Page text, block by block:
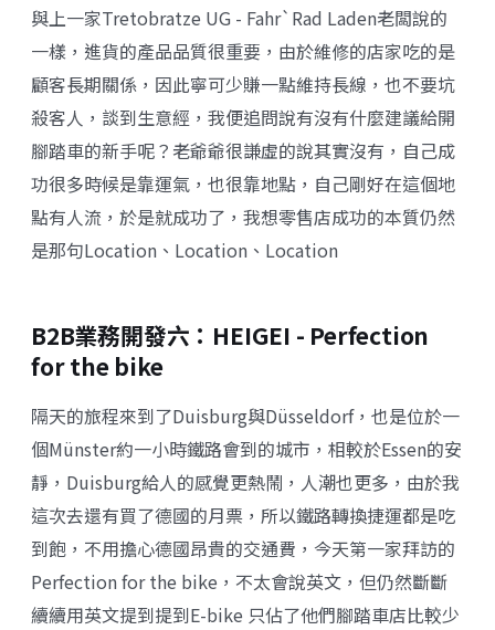
與上一家Tretobratze UG - Fahr`Rad Laden老闆說的
一樣，進貨的產品品質很重要，由於維修的店家吃的是
顧客長期關係，因此寧可少賺一點維持長線，也不要坑
殺客人，談到生意經，我便追問說有沒有什麼建議給開
腳踏車的新手呢？老爺爺很謙虛的說其實沒有，自己成
功很多時候是靠運氣，也很靠地點，自己剛好在這個地
點有人流，於是就成功了，我想零售店成功的本質仍然
是那句Location、Location、Location
B2B業務開發六：HEIGEI - Perfection
for the bike
隔天的旅程來到了Duisburg與Düsseldorf，也是位於一
個Münster約一小時鐵路會到的城市，相較於Essen的安
靜，Duisburg給人的感覺更熱鬧，人潮也更多，由於我
這次去還有買了德國的月票，所以鐵路轉換捷運都是吃
到飽，不用擔心德國昂貴的交通費，今天第一家拜訪的
Perfection for the bike ，不太會說英文，但仍然斷斷
續續用英文提到提到E-bike 只佔了他們腳踏車店比較少